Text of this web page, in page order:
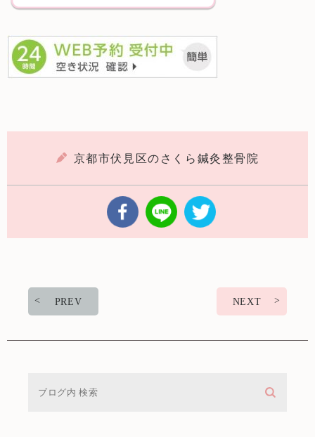
京都市伏見区のさくら鍼灸整骨院
PREV NEXT